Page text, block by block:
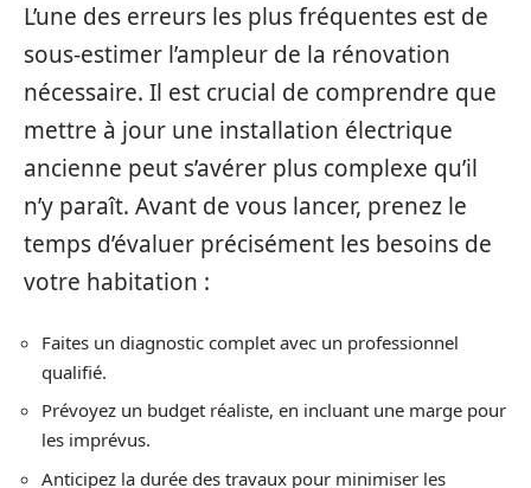
L’une des erreurs les plus fréquentes est de
sous-estimer l’ampleur de la rénovation
nécessaire. Il est crucial de comprendre que
mettre à jour une installation électrique
ancienne peut s’avérer plus complexe qu’il
n’y paraît. Avant de vous lancer, prenez le
temps d’évaluer précisément les besoins de
votre habitation :
Faites un diagnostic complet avec un professionnel
qualifié.
Prévoyez un budget réaliste, en incluant une marge pour
les imprévus.
Anticipez la durée des travaux pour minimiser les